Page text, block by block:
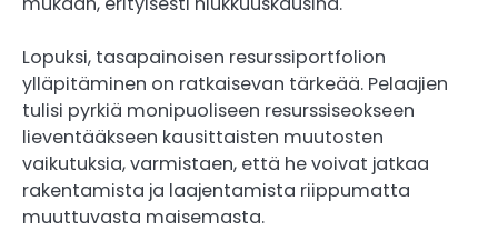
Lopuksi, tasapainoisen resurssiportfolion
ylläpitäminen on ratkaisevan tärkeää. Pelaajien
tulisi pyrkiä monipuoliseen resurssiseokseen
lieventääkseen kausittaisten muutosten
vaikutuksia, varmistaen, että he voivat jatkaa
rakentamista ja laajentamista riippumatta
muuttuvasta maisemasta.